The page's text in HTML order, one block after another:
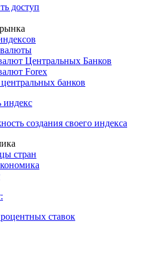
доступ
Центральных Банков
Forex
банков
индекс
создания своего индекса
стран
ставок